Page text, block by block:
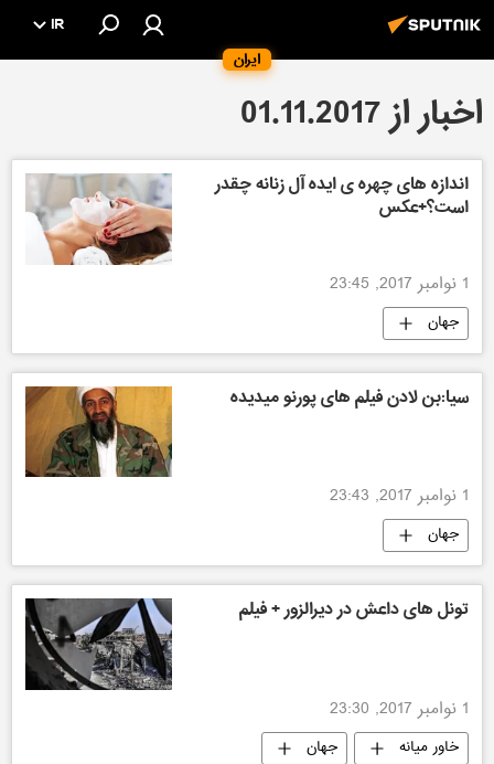
ایران
IR
اخبار از 01.11.2017
اندازه های چهره ی ایده آل زنانه چقدر
است؟+عکس
1 نوامبر 2017, 23:45
جهان
سیا:بن لادن فیلم های پورنو میدیده
1 نوامبر 2017, 23:43
جهان
تونل های داعش در دیرالزور + فیلم
1 نوامبر 2017, 23:30
خاور میانه جهان